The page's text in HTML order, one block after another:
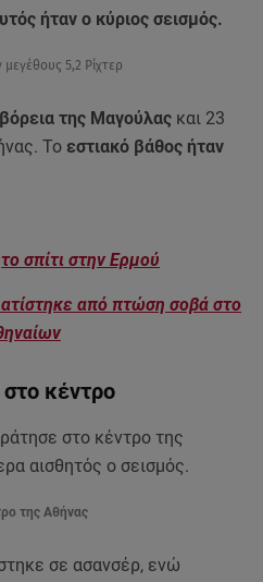
ήταν ο κύριος σεισμός.
5,2 Ρίχτερ
της Μαγούλας και 23
Το εστιακό βάθος ήταν
σπίτι στην Ερμού
από πτώση σοβά στο
κέντρο
στο κέντρο της
αισθητός ο σεισμός.
της Αθήνας
σε ασανσέρ, ενώ